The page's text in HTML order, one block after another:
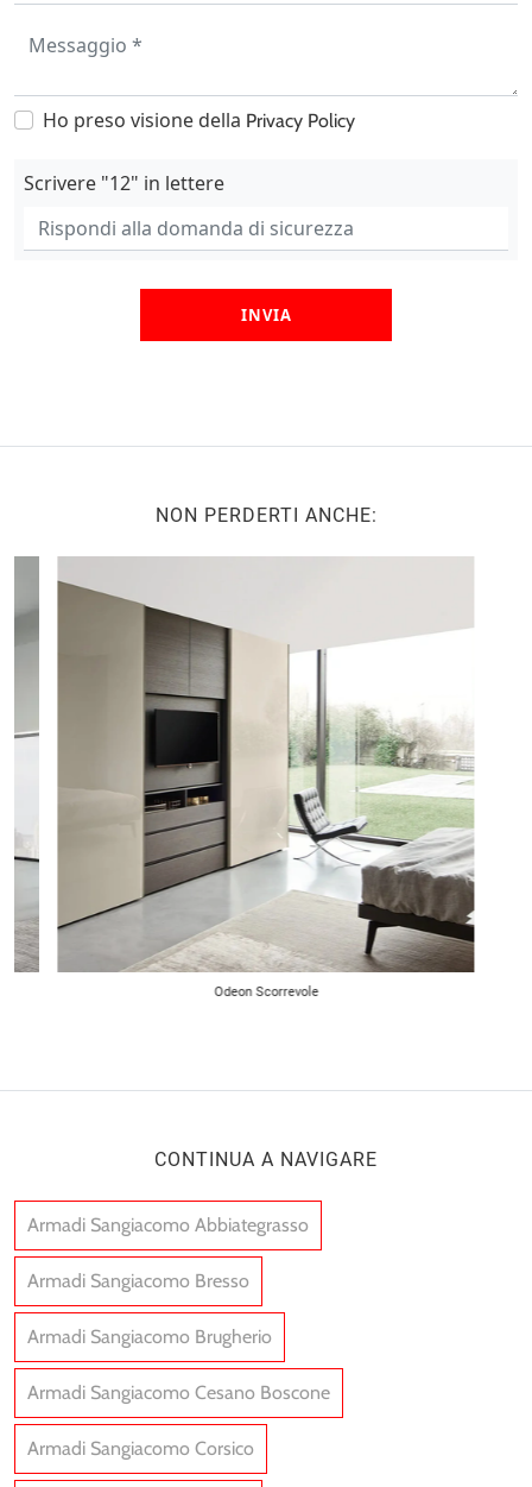
Ho preso visione della Privacy Policy
Scrivere "12" in lettere
INVIA
NON PERDERTI ANCHE:
Odeon Scorrevole
CONTINUA A NAVIGARE
Armadi Sangiacomo Abbiategrasso
Armadi Sangiacomo Bresso
Armadi Sangiacomo Brugherio
Armadi Sangiacomo Cesano Boscone
Armadi Sangiacomo Corsico